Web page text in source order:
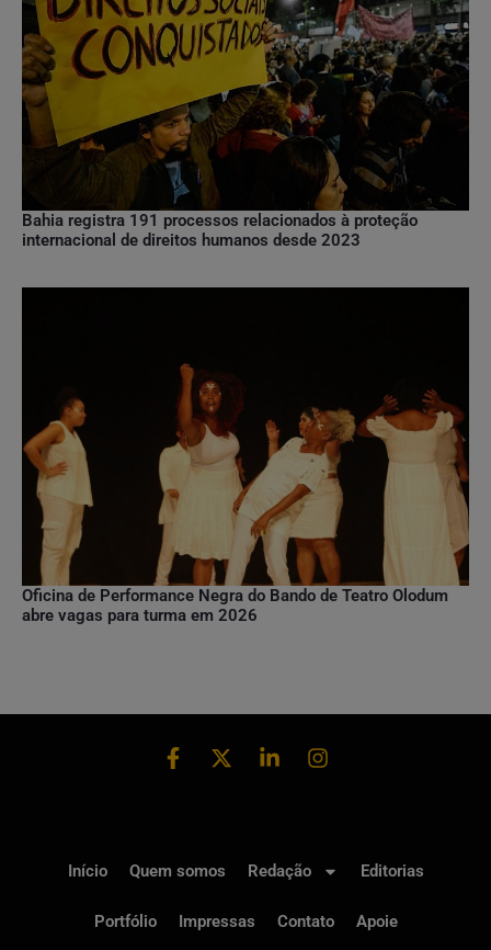
Bahia registra 191 processos relacionados à proteção
internacional de direitos humanos desde 2023
Oficina de Performance Negra do Bando de Teatro Olodum
abre vagas para turma em 2026
Início Quem somos Redação Editorias
Portfólio Impressas Contato Apoie